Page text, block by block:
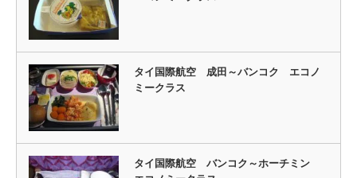
タイ国際航空 成田～バンコク エコノ
ミークラス
タイ国際航空 バンコク～ホーチミン